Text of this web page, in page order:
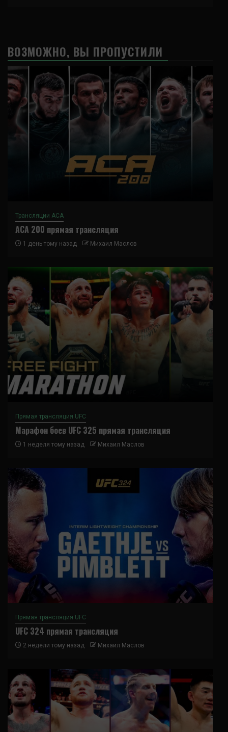
ВОЗМОЖНО, ВЫ ПРОПУСТИЛИ
Трансляции ACA
ACA 200 прямая трансляция
1 день тому назад Михаил Маслов
Прямая трансляция UFC
Марафон боев UFC 325 прямая трансляция
1 неделя тому назад Михаил Маслов
Прямая трансляция UFC
UFC 324 прямая трансляция
2 недели тому назад Михаил Маслов